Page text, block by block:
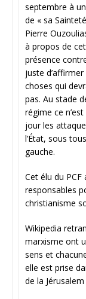
septembre à
de « sa
Pierre
à propos de
présence
juste
choses qui
pas. Au stade
régime ce
jour les
l’État, sous
gauche.
Cet élu du
responsables
christianisme
Wikipedia
marxisme ont
sens et
elle est prise
de la